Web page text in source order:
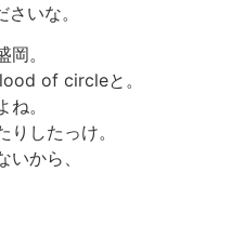
いな。
。
of circleと。
。
したっけ。
から、